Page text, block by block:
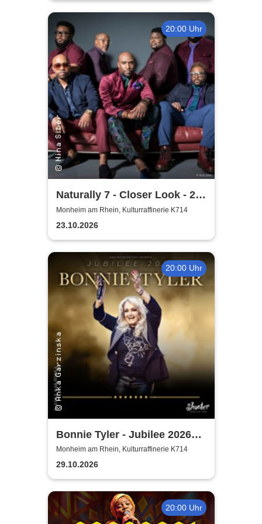
20:00 Uhr
Naturally 7 - Closer Look - 25
Years of Naturally 7
Monheim am Rhein, Kulturraffinerie K714
23.10.2026
20:00 Uhr
Bonnie Tyler - Jubilee 2026
Tournee
Monheim am Rhein, Kulturraffinerie K714
29.10.2026
20:00 Uhr